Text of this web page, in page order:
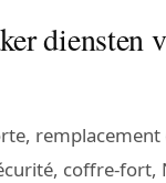
diensten
remplacement
coffre-fort,